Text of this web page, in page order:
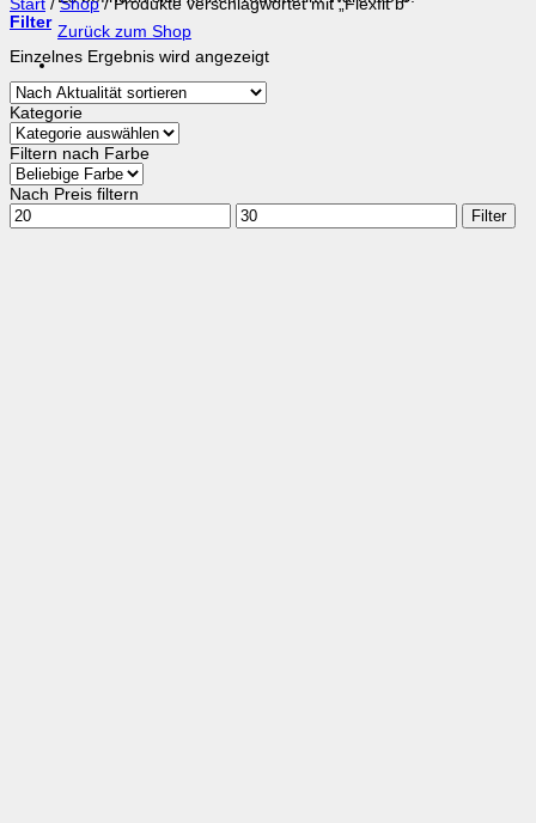
Zurück zum Shop
Start / Shop /Produkte verschlagwortet mit „Flexfit b“
Filter
Einzelnes Ergebnis wird angezeigt
Kategorie
Filtern nach Farbe
Nach Preis filtern
Min.
Preis
Max.
Preis
Filter